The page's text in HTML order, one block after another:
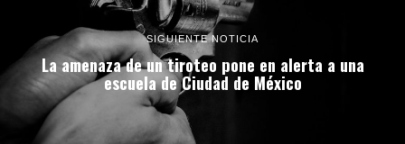
SIGUIENTE NOTICIA
La amenaza de un tiroteo pone en alerta a una
escuela de Ciudad de México